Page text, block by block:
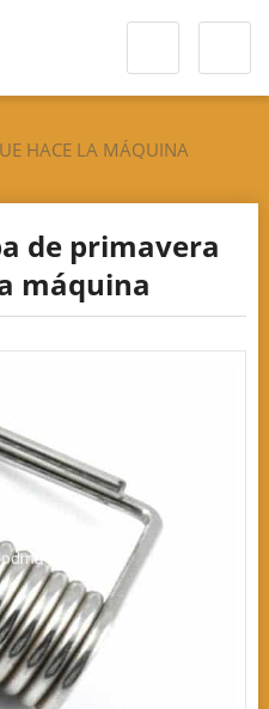
HACE LA MÁQUINA
de primavera
máquina